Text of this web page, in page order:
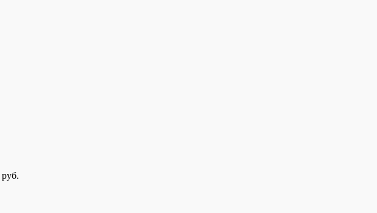
руб.